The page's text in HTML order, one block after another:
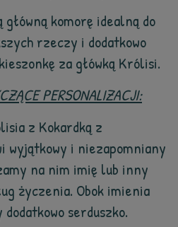
główną komorę idealną do
rzeczy i dodatkowo
za główką Królisi.
PERSONALIZACJI:
z Kokardką z
wyjątkowy i niezapomniany
na nim imię lub inny
życzenia. Obok imienia
serduszko.